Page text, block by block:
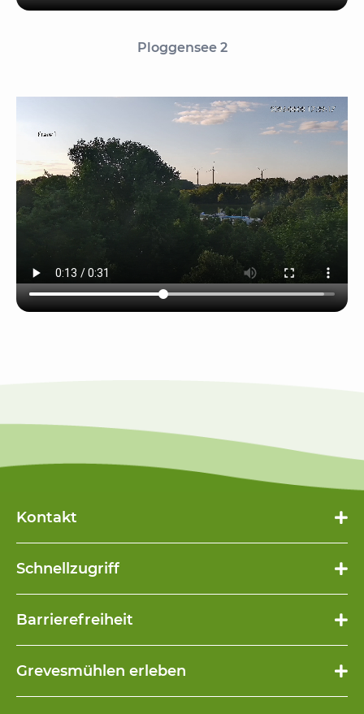
Ploggensee 2
Kontakt
Schnellzugriff
überspringen
Barrierefreiheit
überspringen
Grevesmühlen erleben